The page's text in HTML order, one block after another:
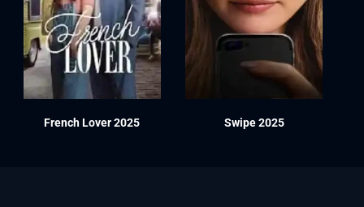
French Lover 2025 Swipe 2025